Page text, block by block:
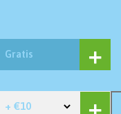
Gratis
+ €10